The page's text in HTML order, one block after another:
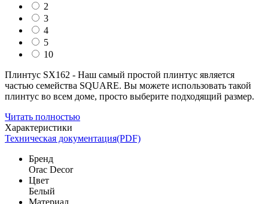
2
3
4
5
10
Плинтус SX162 - Наш самый простой плинтус является
частью семейства SQUARE. Вы можете использовать такой
плинтус во всем доме, просто выберите подходящий размер.
Читать полностью
Характеристики
Техническая документация(PDF)
Бренд
Orac Decor
Цвет
Белый
Материал